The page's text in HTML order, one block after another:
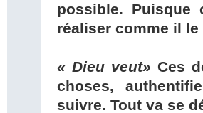
possible.
réaliser comme il
« Dieu veut» Ces
choses,
suivre. Tout va se